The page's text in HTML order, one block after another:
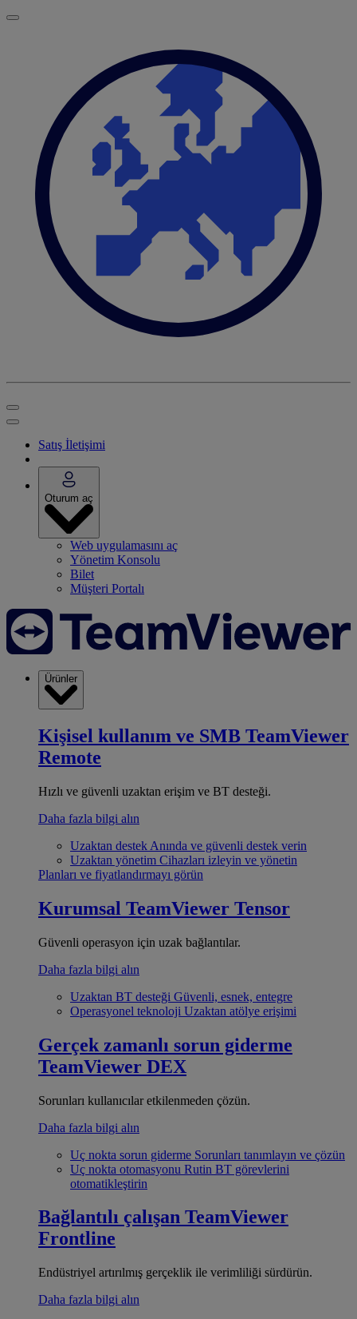
Satış İletişimi
Oturum aç
Web uygulamasını aç
Yönetim Konsolu
Bilet
Müşteri Portalı
Ürünler
Kişisel kullanım ve SMB TeamViewer
Remote
Hızlı ve güvenli uzaktan erişim ve BT desteği.
Daha fazla bilgi alın
Uzaktan destek Anında ve güvenli destek verin
Uzaktan yönetim Cihazları izleyin ve yönetin
Planları ve fiyatlandırmayı görün
Kurumsal TeamViewer Tensor
Güvenli operasyon için uzak bağlantılar.
Daha fazla bilgi alın
Uzaktan BT desteği Güvenli, esnek, entegre
Operasyonel teknoloji Uzaktan atölye erişimi
Gerçek zamanlı sorun giderme
TeamViewer DEX
Sorunları kullanıcılar etkilenmeden çözün.
Daha fazla bilgi alın
Uç nokta sorun giderme Sorunları tanımlayın ve çözün
Uç nokta otomasyonu Rutin BT görevlerini
otomatikleştirin
Bağlantılı çalışan TeamViewer
Frontline
Endüstriyel artırılmış gerçeklik ile verimliliği sürdürün.
Daha fazla bilgi alın